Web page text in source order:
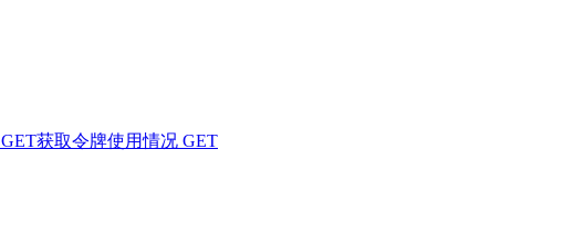
GET获取令牌使用情况 GET